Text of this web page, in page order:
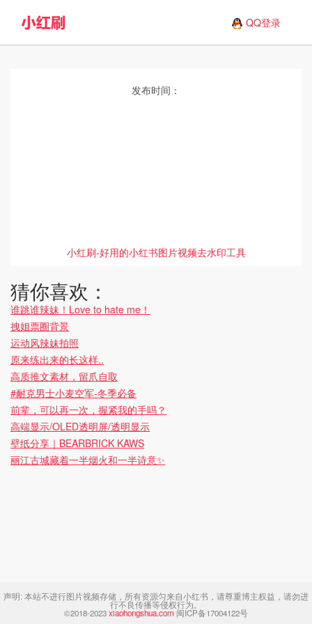
QQ登录
发布时间：
小红刷-好用的小红书图片视频去水印工具
猜你喜欢：
谁跳谁辣妹！Love to hate me！
拽姐票圈背景
运动风辣妹拍照
原来练出来的长这样..
高质推文素材，留爪自取
#耐克男士小麦空军-冬季必备
前辈，可以再一次，握紧我的手吗？
高端显示/OLED透明屏/透明显示
壁纸分享｜BEARBRICK KAWS
丽江古城藏着一半烟火和一半诗意✨
声明:本站不进行图片视频存储，所有资源匀来自小红书，请尊重博主权益，请勿进
行不良传播等侵权行为。
©2018-2023xiaohongshua.com 闽ICP备17004122号